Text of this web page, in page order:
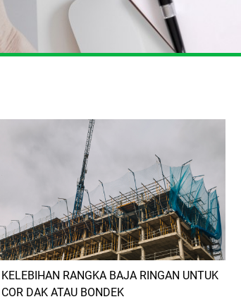
KELEBIHAN RANGKA BAJA RINGAN UNTUK
COR DAK ATAU BONDEK